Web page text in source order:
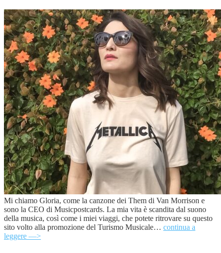
Mi chiamo Gloria, come la canzone dei Them di Van Morrison e
sono la CEO di Musicpostcards. La mia vita è scandita dal suono
della musica, così come i miei viaggi, che potete ritrovare su questo
sito volto alla promozione del Turismo Musicale… continua a
leggere —>